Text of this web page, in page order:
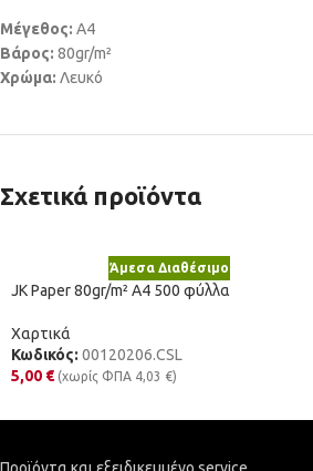
Μέγεθος: A4
Βάρος: 80gr/m²
Χρώμα: Λευκό
Σχετικά προϊόντα
Άμεσα Διαθέσιμο
JK Paper 80gr/m² A4 500 φύλλα
Χαρτικά
Κωδικός: 00120206.CSL
5,00 € (χωρίς ΦΠΑ 4,03 €)